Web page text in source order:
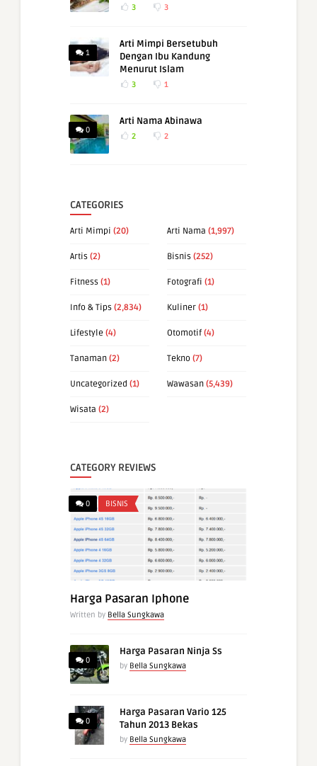
3 3
1
Arti Mimpi Bersetubuh
Dengan Ibu Kandung
Menurut Islam
3 1
0
Arti Nama Abinawa
2 2
CATEGORIES
Arti Mimpi (20) Arti Nama (1,997)
Artis (2) Bisnis (252)
Fitness (1) Fotografi (1)
Info & Tips (2,834) Kuliner (1)
Lifestyle (4) Otomotif (4)
Tanaman (2) Tekno (7)
Uncategorized (1) Wawasan (5,439)
Wisata (2)
CATEGORY REVIEWS
0 BISNIS
Harga Pasaran Iphone
Written by Bella Sungkawa
0
Harga Pasaran Ninja Ss
by Bella Sungkawa
0
Harga Pasaran Vario 125
Tahun 2013 Bekas
by Bella Sungkawa